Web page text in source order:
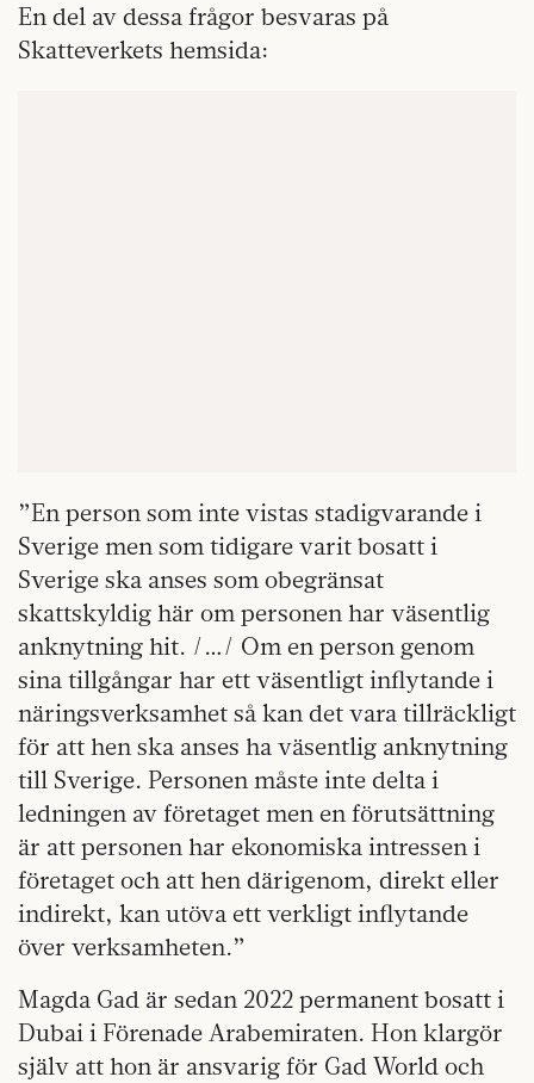
En del av dessa frågor besvaras på
Skatteverkets hemsida:
”En person som inte vistas stadigvarande i
Sverige men som tidigare varit bosatt i
Sverige ska anses som obegränsat
skattskyldig här om personen har väsentlig
anknytning hit. /…/ Om en person genom
sina tillgångar har ett väsentligt inflytande i
näringsverksamhet så kan det vara tillräckligt
för att hen ska anses ha väsentlig anknytning
till Sverige. Personen måste inte delta i
ledningen av företaget men en förutsättning
är att personen har ekonomiska intressen i
företaget och att hen därigenom, direkt eller
indirekt, kan utöva ett verkligt inflytande
över verksamheten.”
Magda Gad är sedan 2022 permanent bosatt i
Dubai i Förenade Arabemiraten. Hon klargör
själv att hon är ansvarig för Gad World och